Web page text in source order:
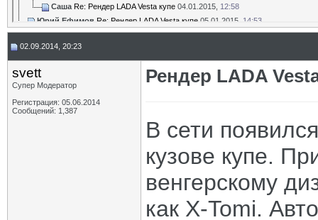
Саша Re: Рендер LADA Vesta купе 04.01.2015, 12:58
Юрий Ефимов Re: Рендер LADA Vesta купе 05.01.2015, 14:53
globo100 Re: Рендер LADA Vesta купе02.07.2015,18:08
globo100 Re: Рендер LADA Vesta купе
Дмитрий_Воронеж Re: Рендер LADA Vesta купе13.06.2016,14:15
Re: Рендер LADA Vesta купе 13.06.2016,21:43
Danila96
Re: Рендер LADA Vesta купе
globo100 Re: Рендер LADA Vesta купе
Re: Рендер LADA Vesta купе 18.09.2016,08:44
Re: Рендер LADA Vesta купе 23.09.2016,21:33
Re: Рендер LADA Vesta купе 24.09.2016, 10:51
Re: Рендер LADA Vesta купе24.09.2016,15:13
Re: Рендер LADA Vesta купе14.10.2016,12:45
02.09.2014, 20:23
svett
Супер Модератор
Регистрация: 05.06.2014
Сообщений: 1,387
Рендер LADA
В сети
кузове купе.
венгерскому
как X-Tomi.